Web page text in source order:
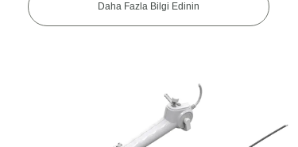
Daha Fazla Bilgi Edinin